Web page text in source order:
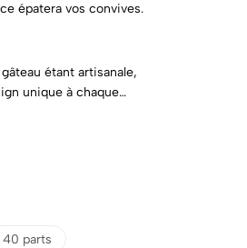
épatera vos convives.
étant artisanale,
unique à chaque
40 parts